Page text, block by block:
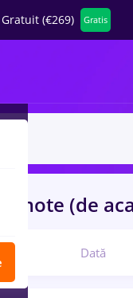
(€269) Gratis
Remote (de
Dată